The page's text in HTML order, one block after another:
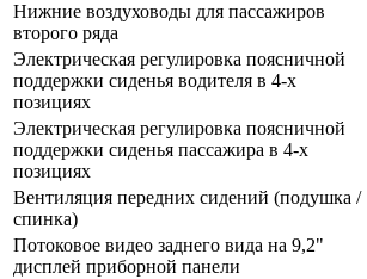
Нижние воздуховоды для пассажиров
второго ряда
Электрическая регулировка поясничной
поддержки сиденья водителя в 4-х
позициях
Электрическая регулировка поясничной
поддержки сиденья пассажира в 4-х
позициях
Вентиляция передних сидений (подушка /
спинка)
Потоковое видео заднего вида на 9,2"
дисплей приборной панели